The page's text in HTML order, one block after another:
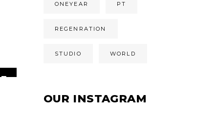
ONEYEAR PT
REGENRATION
STUDIO WORLD
OUR INSTAGRAM